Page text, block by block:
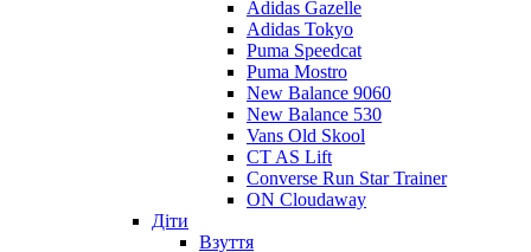
Adidas Gazelle
Adidas Tokyo
Puma Speedcat
Puma Mostro
New Balance 9060
New Balance 530
Vans Old Skool
CT AS Lift
Converse Run Star Trainer
ON Cloudaway
Діти
Взуття